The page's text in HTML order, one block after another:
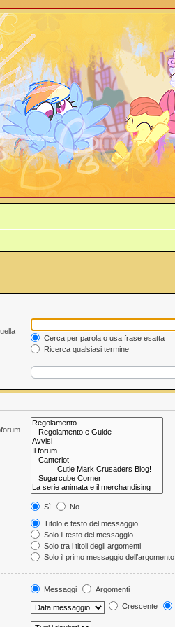
Cerca per parola o usa frase esatta
Ricerca qualsiasi termine
Sì
No
Titolo e testo del messaggio
Solo il testo del messaggio
Solo tra i titoli degli argomenti
Solo il primo messaggio dell’argomento
Messaggi
Argomenti
Crescente